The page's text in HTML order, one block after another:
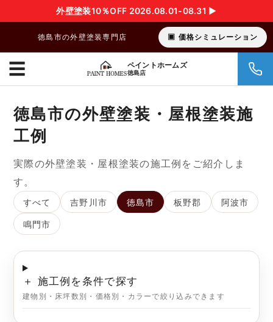
外壁塗装10％OFF 2026.08.01-08.31 ▶︎
徳島市の外壁塗装専門店 価格シミュレーション
ペイントホームズ
徳島店
☰
徳島市の外壁塗装・屋根塗装施
工例
実際の外壁塗装・屋根塗装の施工例をご紹介しま
す。
すべて 吉野川市 徳島市 板野郡 阿波市
鳴門市
＋ 施工例を条件で探す
建物別・床坪数別・価格別・カラーで絞り込みできます